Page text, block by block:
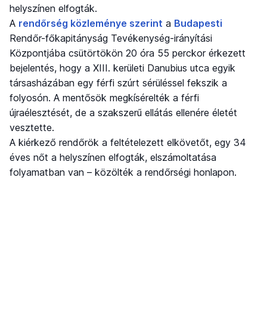
helyszínen elfogták.
A rendőrség közleménye szerint a Budapesti
Rendőr-főkapitányság Tevékenység-irányítási
Központjába csütörtökön 20 óra 55 perckor érkezett
bejelentés, hogy a XIII. kerületi Danubius utca egyik
társasházában egy férfi szúrt sérüléssel fekszik a
folyosón. A mentősök megkísérelték a férfi
újraélesztését, de a szakszerű ellátás ellenére életét
vesztette.
A kiérkező rendőrök a feltételezett elkövetőt, egy 34
éves nőt a helyszínen elfogták, elszámoltatása
folyamatban van – közölték a rendőrségi honlapon.